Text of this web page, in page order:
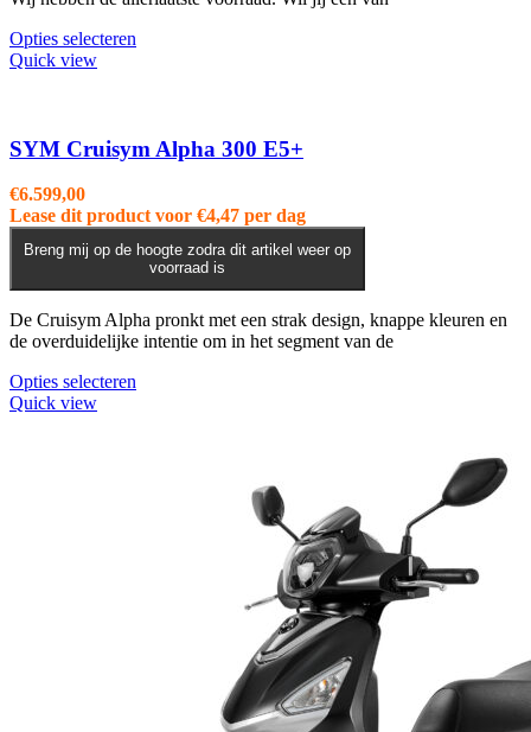
Opties selecteren
Deze
optie
gekozen
worden
op
de
productpagina
Quick view
SYM Cruisym Alpha 300 E5+
€6.599,00
Lease dit product voor €4,47 per dag
Breng mij op de hoogte zodra dit artikel weer op
voorraad is
De Cruisym Alpha pronkt met een strak design, knappe kleuren en
de overduidelijke intentie om in het segment van de
Opties selecteren
Quick view